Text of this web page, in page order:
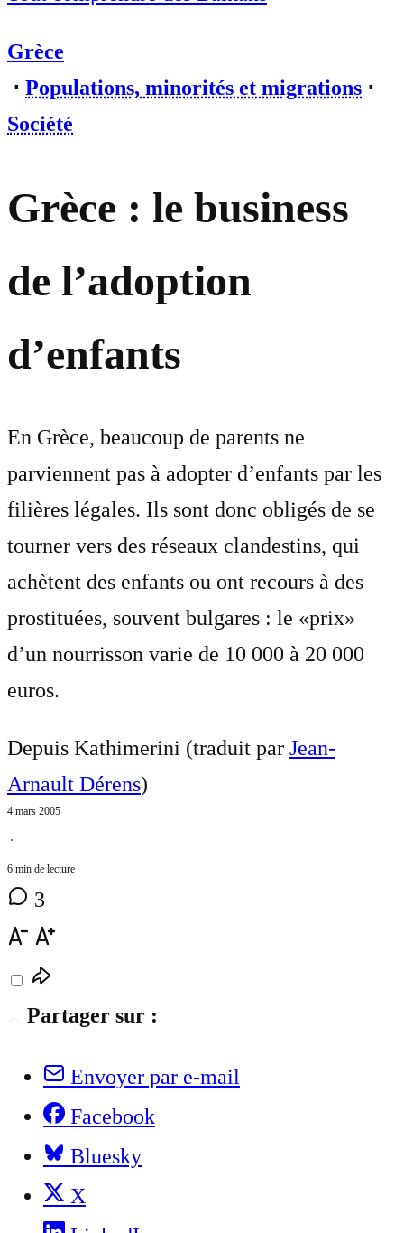
Grèce
⋅ Populations, minorités et migrations ⋅
Société
Grèce : le business
de l’adoption
d’enfants
En Grèce, beaucoup de parents ne
parviennent pas à adopter d’enfants par les
filières légales. Ils sont donc obligés de se
tourner vers des réseaux clandestins, qui
achètent des enfants ou ont recours à des
prostituées, souvent bulgares : le «prix»
d’un nourrisson varie de 10 000 à 20 000
euros.
Depuis Kathimerini (traduit par Jean-
Arnault Dérens)
4 mars 2005
⋅
6 min de lecture
3
Partager sur :
Envoyer par e-mail
Facebook
Bluesky
X